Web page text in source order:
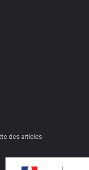
des articles